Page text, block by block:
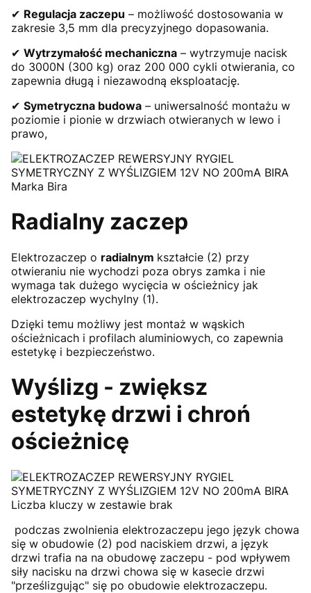
✔ Regulacja zaczepu – możliwość dostosowania w
zakresie 3,5 mm dla precyzyjnego dopasowania.
✔ Wytrzymałość mechaniczna – wytrzymuje nacisk
do 3000N (300 kg) oraz 200 000 cykli otwierania, co
zapewnia długą i niezawodną eksploatację.
✔ Symetryczna budowa – uniwersalność montażu w
poziomie i pionie w drzwiach otwieranych w lewo i
prawo,
Radialny zaczep
Elektrozaczep o radialnym kształcie (2) przy
otwieraniu nie wychodzi poza obrys zamka i nie
wymaga tak dużego wycięcia w ościeżnicy jak
elektrozaczep wychylny (1).
Dzięki temu możliwy jest montaż w wąskich
ościeżnicach i profilach aluminiowych, co zapewnia
estetykę i bezpieczeństwo.
Wyślizg - zwiększ
estetykę drzwi i chroń
ościeżnicę
podczas zwolnienia elektrozaczepu jego język chowa
się w obudowie (2) pod naciskiem drzwi, a język
drzwi trafia na na obudowę zaczepu - pod wpływem
siły nacisku na drzwi chowa się w kasecie drzwi
"prześlizgując" się po obudowie elektrozaczepu.